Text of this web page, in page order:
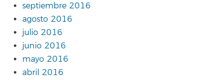
septiembre 2016
agosto 2016
julio 2016
junio 2016
mayo 2016
abril 2016